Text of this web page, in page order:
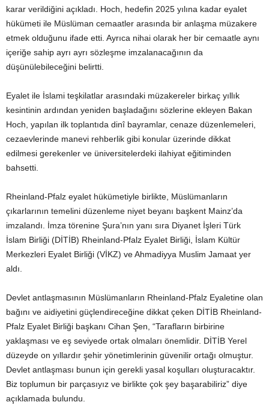
karar verildiğini açıkladı. Hoch, hedefin 2025 yılına kadar eyalet
hükümeti ile Müslüman cemaatler arasında bir anlaşma müzakere
etmek olduğunu ifade etti. Ayrıca nihai olarak her bir cemaatle aynı
içeriğe sahip ayrı ayrı sözleşme imzalanacağının da
düşünülebileceğini belirtti.
Eyalet ile İslami teşkilatlar arasındaki müzakereler birkaç yıllık
kesintinin ardından yeniden başladağını sözlerine ekleyen Bakan
Hoch, yapılan ilk toplantıda dinî bayramlar, cenaze düzenlemeleri,
cezaevlerinde manevi rehberlik gibi konular üzerinde dikkat
edilmesi gerekenler ve üniversitelerdeki ilahiyat eğitiminden
bahsetti.
Rheinland-Pfalz eyalet hükümetiyle birlikte, Müslümanların
çıkarlarının temelini düzenleme niyet beyanı başkent Mainz’da
imzalandı. İmza törenine Şura’nın yanı sıra Diyanet İşleri Türk
İslam Birliği (DİTİB) Rheinland-Pfalz Eyalet Birliği, İslam Kültür
Merkezleri Eyalet Birliği (VİKZ) ve Ahmadiyya Muslim Jamaat yer
aldı.
Devlet antlaşmasının Müslümanların Rheinland-Pfalz Eyaletine olan
bağını ve aidiyetini güçlendireceğine dikkat çeken DİTİB Rheinland-
Pfalz Eyalet Birliği başkanı Cihan Şen, “Tarafların birbirine
yaklaşması ve eş seviyede ortak olmaları önemlidir. DİTİB Yerel
düzeyde on yıllardır şehir yönetimlerinin güvenilir ortağı olmuştur.
Devlet antlaşması bunun için gerekli yasal koşulları oluşturacaktır.
Biz toplumun bir parçasıyız ve birlikte çok şey başarabiliriz” diye
açıklamada bulundu.